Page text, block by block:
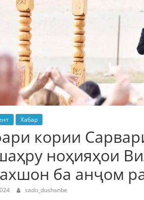
Хабар
кории
ноҳияҳои
ба анҷом
sado_dushanbe